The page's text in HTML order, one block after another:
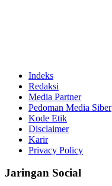
Indeks
Redaksi
Media Partner
Pedoman Media Siber
Kode Etik
Disclaimer
Karir
Privacy Policy
Jaringan Social